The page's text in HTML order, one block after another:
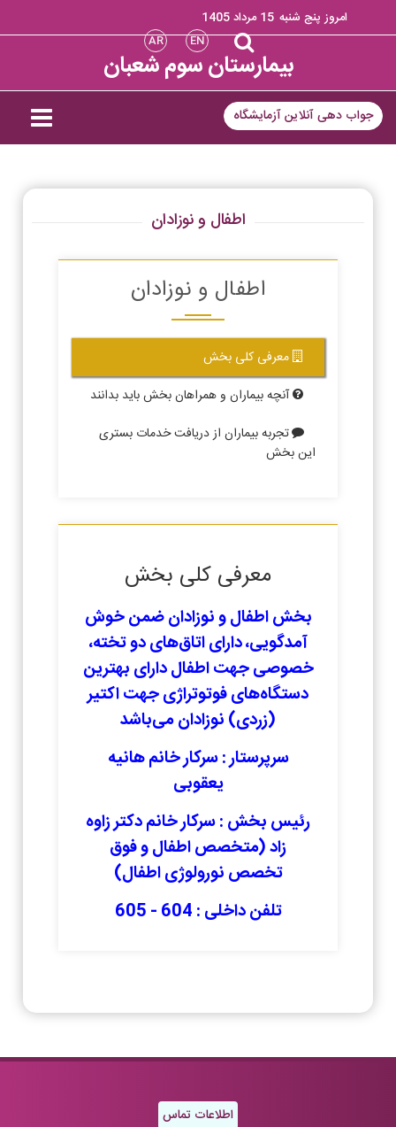
امروز پنج شنبه 15 مرداد 1405
EN
AR
بیمارستان سوم شعبان
جواب دهی آنلاین آزمایشگاه
اطفال و نوزادان
اطفال و نوزادان
معرفی کلی بخش
آنچه بیماران و همراهان بخش باید بدانند
تجربه بیماران از دریافت خدمات بستری
این بخش
معرفی کلی بخش
بخش اطفال و نوزادان ضمن خوش
آمدگویی، دارای اتاق‌های دو تخته،
خصوصی جهت اطفال دارای بهترین
دستگاه‌های فوتوتراژی جهت اکتیر
(زردی) نوزادان می‌باشد
سرپرستار : سرکار خانم هانیه
یعقوبی
رئیس بخش : سرکار خانم دکتر زاوه
زاد (متخصص اطفال و فوق
تخصص نورولوژی اطفال)
تلفن داخلی : 604 -
اطلاعات تماس